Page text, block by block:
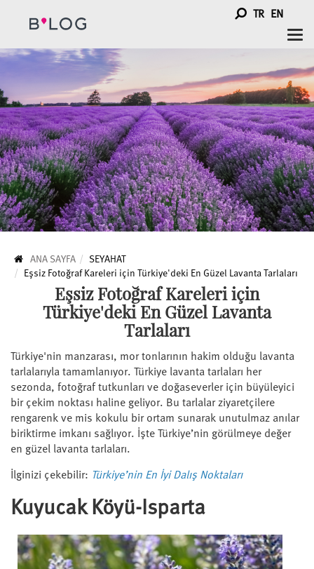
TR EN
ANA SAYFA
SEYAHAT
Eşsiz Fotoğraf Kareleri için Türkiye'deki En Güzel Lavanta Tarlaları
Eşsiz Fotoğraf Kareleri için
Türkiye'deki En Güzel Lavanta
Tarlaları
Türkiye'nin manzarası, mor tonlarının hakim olduğu lavanta
tarlalarıyla tamamlanıyor. Türkiye lavanta tarlaları her
sezonda, fotoğraf tutkunları ve doğaseverler için büyüleyici
bir çekim noktası haline geliyor. Bu tarlalar ziyaretçilere
rengarenk ve mis kokulu bir ortam sunarak unutulmaz anılar
biriktirme imkanı sağlıyor. İşte Türkiye’nin görülmeye değer
en güzel lavanta tarlaları.
İlginizi çekebilir: Türkiye’nin En İyi Dalış Noktaları
Kuyucak Köyü-Isparta